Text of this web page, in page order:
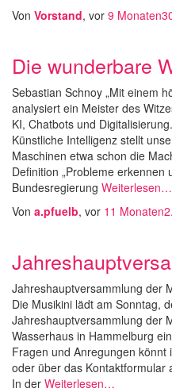
Von Vorstand, vor 9 Monaten
Die wunderbare
Sebastian Schnoy „Mit einem
analysiert ein Meister des
KI, Chatbots und
Künstliche Intelligenz stellt
Maschinen etwa schon die
Definition „Probleme erkennen
Bundesregierung Weiterlesen…
Von a.pfuelb, vor 11 Monaten
Jahreshauptversammlung der
Die Musikini lädt am Sonntag,
Jahreshauptversammlung der
Wasserhaus in Hammelburg
Fragen und Anregungen
oder über das Kontaktformular
In der Weiterlesen…